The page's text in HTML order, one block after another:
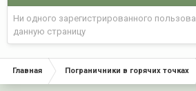
Ни одного зарегистрированного
данную страницу
Главная Пограничники в горячих точках